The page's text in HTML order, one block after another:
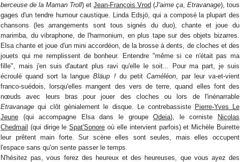
berceuse de la Maman Troll) et Jean-François Vrod (J'aime ça Etravanage), tous
gages d'un tendre humour caustique. Linda Edsjö, qui a composé la plupart des
chansons (les arrangements sont tous signés du duo), chante et joue du
marimba, du vibraphone, de l'harmonium, en plus tape sur des objets bizarres.
Elsa chante et joue d'un mini accordéon, de la brosse à dents, de cloches et des
jouets qui me remplissent de bonheur. Entendre "même si ce n'était pas ma
fille", mais j'en suis d'autant plus ravi qu'elle le soit... Pour ma part, je suis
écroulé quand sort la langueBläup !du petit Caméléon, par leur va-et-vient
franco-suédois, lorsqu'elles mangent des vers de terre, quand elles font des
nœuds avec leurs bras pour jouer des cloches ou lors de l'inénarrable
Etravanage qui clôt génialement le disque. Le contrebassiste Pierre-Yves Le
Jeune (qui accompagne Elsa dans le groupeOdeia), le corniste
Nicolas
Chedmail (qui dirige leSpat'Sonore où elle intervient parfois) et Michèle Buirette
leur prêtent main forte. Sur scène elles sont seules, mais elles occupent
l'espace sans qu'on sente passer le temps.
N'hésitez pas, vous ferez des heureux et des heureuses, que vous ayez des